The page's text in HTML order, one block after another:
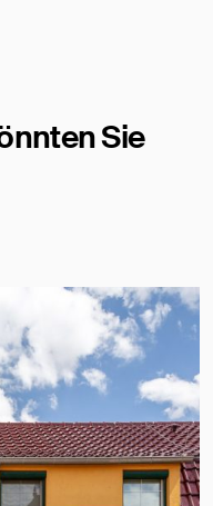
Sie